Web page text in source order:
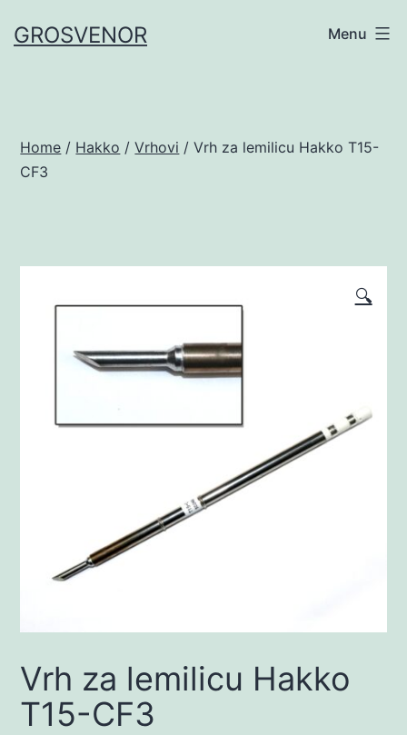
toGROSVENOR Menu
Home / Hakko /Vrhovi / Vrh za lemilicu Hakko T15-
CF3
🔍
Vrh za lemilicu Hakko
T15-CF3